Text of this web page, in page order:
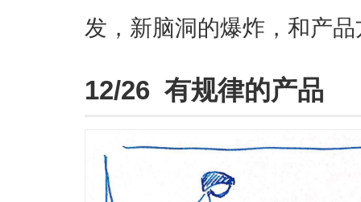
发，新脑洞的爆炸，和产
12/26 有规律的产品